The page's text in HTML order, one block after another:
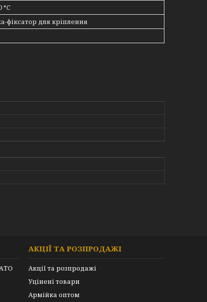
°C
фіксатор для кріплення
АКЦІЇ ТА РОЗПРОДАЖІ
Акції та розпродажі
Уцінені товари
Армійка оптом